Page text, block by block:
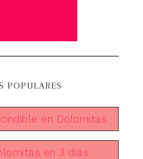
POPULARES
en Dolomitas
en 3 días